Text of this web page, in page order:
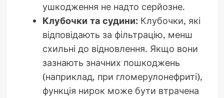
ушкодження не надто серйозне.
Клубочки та судини:Клубочки, які
відповідають за фільтрацію, менш
схильні до відновлення. Якщо вони
зазнають значних пошкоджень
(наприклад, при гломерулонефриті),
функція нирок може бути втрачена